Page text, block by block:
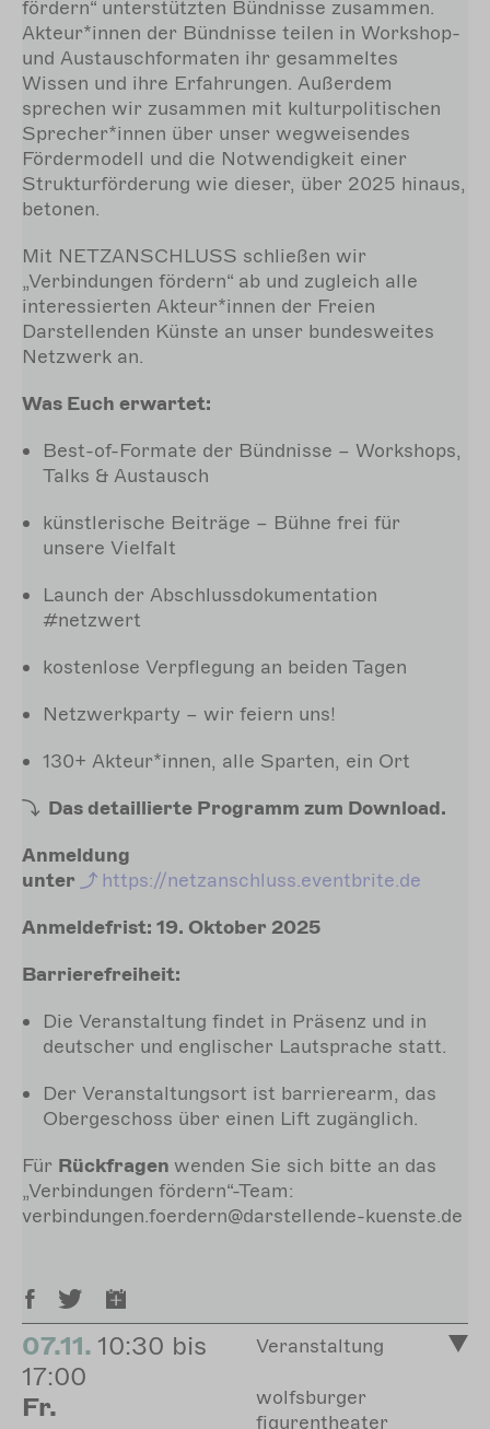
fördern“ unterstützten Bündnisse zusammen.
Akteur*innen der Bündnisse teilen in Workshop-
und Austauschformaten ihr gesammeltes
Wissen und ihre Erfahrungen. Außerdem
sprechen wir zusammen mit kulturpolitischen
Sprecher*innen über unser wegweisendes
Fördermodell und die Notwendigkeit einer
Strukturförderung wie dieser, über 2025 hinaus,
betonen.
Mit NETZANSCHLUSS schließen wir
„Verbindungen fördern“ ab und zugleich alle
interessierten Akteur*innen der Freien
Darstellenden Künste an unser bundesweites
Netzwerk an.
Was Euch erwartet:
Best-of-Formate der Bündnisse – Workshops,
Talks & Austausch
künstlerische Beiträge – Bühne frei für
unsere Vielfalt
Launch der Abschlussdokumentation
#netzwert
kostenlose Verpflegung an beiden Tagen
Netzwerkparty – wir feiern uns!
130+ Akteur*innen, alle Sparten, ein Ort
Das detaillierte Programm zum Download.
Anmeldung
unter
https://netzanschluss.eventbrite.de
Anmeldefrist: 19. Oktober 2025
Barrierefreiheit:
Die Veranstaltung findet in Präsenz und in
deutscher und englischer Lautsprache statt.
Der Veranstaltungsort ist barrierearm, das
Obergeschoss über einen Lift zugänglich.
Für Rückfragen wenden Sie sich bitte an das
„Verbindungen fördern“-Team:
verbindungen.foerdern@darstellende-kuenste.de
07.11. 10:30 bis
17:00
Fr.
Veranstaltung
wolfsburger
figurentheater